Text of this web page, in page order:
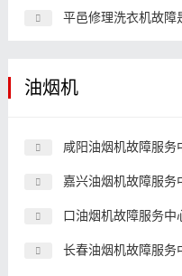
平邑修理洗衣机故障
油烟机
咸阳油烟机故障服务
嘉兴油烟机故障服务
口油烟机故障服务中
长春油烟机故障服务